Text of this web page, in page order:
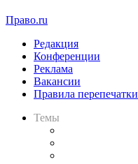
Право.ru
Редакция
Конференции
Реклама
Вакансии
Правила перепечатки
Темы